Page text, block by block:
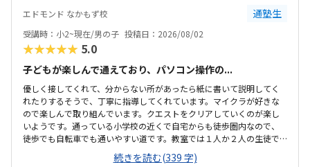
エドモンド なかもず校 通塾生
受講時：小2~現在/男の子 投稿日：2026/08/02
★★★★★ 5.0
子どもが楽しんで通えており、パソコン操作の...
優しく接してくれて、分からない所があったら紙に書いて説明してく
れたりするそうで、丁寧に指導してくれています。マイクラが好きな
ので楽しんで取り組んでいます。クエストをクリアしていくのが楽し
いようです。通っている小学校の近くで自宅からも徒歩圏内なので、
徒歩でも自転車でも通いやすい道です。教室では１人か２人の生徒で
マイペースに取り組めているようです。特に気になることはありませ
ん。もっと安い方が嬉しいですが、プログラミング教室の月謝として
続きを読む(339 字)